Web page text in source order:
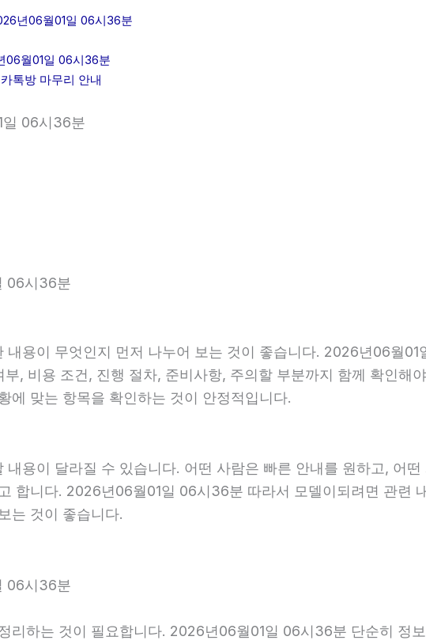
년06월01일 06시36분
06월01일 06시36분
톡방 마무리 안내
일 06시36분
06시36분
내용이 무엇인지 먼저 나누어 보는 것이 좋습니다. 2026년06월
, 비용 조건, 진행 절차, 준비사항, 주의할 부분까지 함께 확인해
에 맞는 항목을 확인하는 것이 안정적입니다.
용이 달라질 수 있습니다. 어떤 사람은 빠른 안내를 원하고, 어
합니다. 2026년06월01일 06시36분 따라서 모델이되려면 관련
는 것이 좋습니다.
06시36분
리하는 것이 필요합니다. 2026년06월01일 06시36분 단순히 정